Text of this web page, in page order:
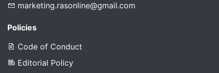
marketing.rasonline@gmail.com
Policies
Code of Conduct
Editorial Policy